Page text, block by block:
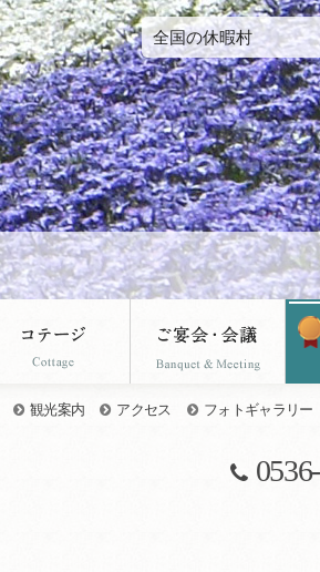
全国の休暇村
観光案内 アクセス フォトギャラリー